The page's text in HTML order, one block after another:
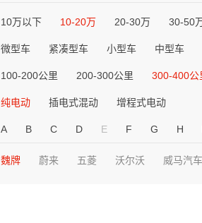
10万以下 10-20万 20-30万 30-50
微型车 紧凑型车 小型车 中型车
100-200公里 200-300公里 300-400公
纯电动 插电式混动 增程式电动
A B C D E F G H
魏牌 蔚来 五菱 沃尔沃 威马汽车